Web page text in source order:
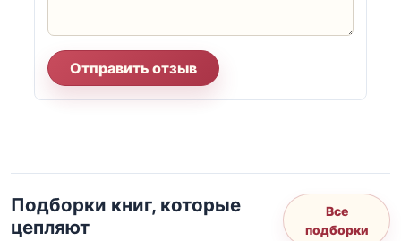
Отправить отзыв
Подборки книг, которые
цепляют
Все
подборки